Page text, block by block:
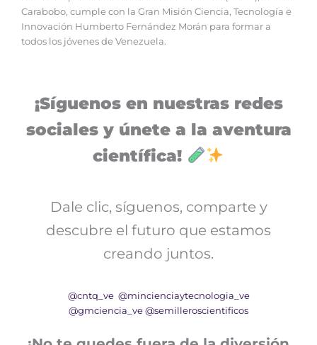
Carabobo, cumple con la Gran Misión Ciencia, Tecnología e
Innovación Humberto Fernández Morán para formar a
todos los jóvenes de Venezuela.
¡Síguenos en nuestras redes
sociales y únete a la aventura
científica!
Dale clic, síguenos, comparte y
descubre el futuro que estamos
creando juntos.
@cntq_ve @mincienciaytecnologia_ve
@gmciencia_ve @semilleroscientificos